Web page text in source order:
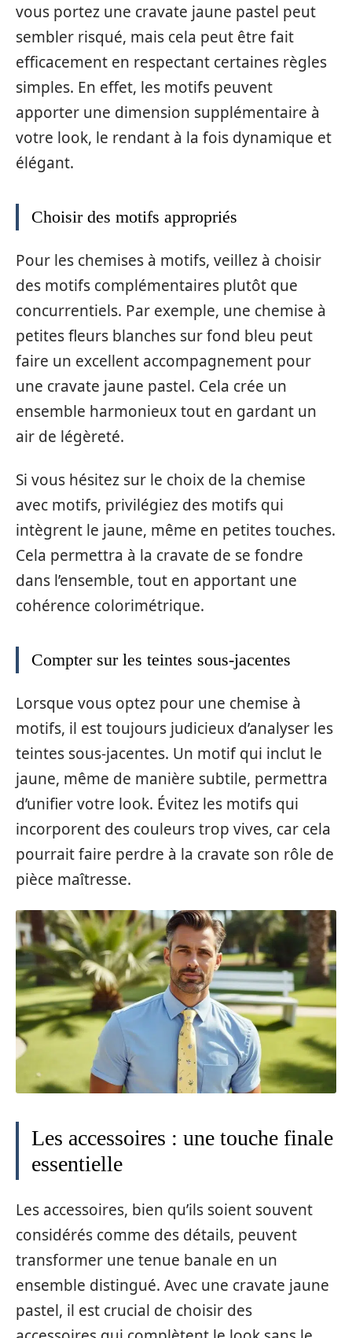
vous portez une cravate jaune pastel peut
sembler risqué, mais cela peut être fait
efficacement en respectant certaines règles
simples. En effet, les motifs peuvent
apporter une dimension supplémentaire à
votre look, le rendant à la fois dynamique et
élégant.
Choisir des motifs appropriés
Pour les chemises à motifs, veillez à choisir
des motifs complémentaires plutôt que
concurrentiels. Par exemple, une chemise à
petites fleurs blanches sur fond bleu peut
faire un excellent accompagnement pour
une cravate jaune pastel. Cela crée un
ensemble harmonieux tout en gardant un
air de légèreté.
Si vous hésitez sur le choix de la chemise
avec motifs, privilégiez des motifs qui
intègrent le jaune, même en petites touches.
Cela permettra à la cravate de se fondre
dans l’ensemble, tout en apportant une
cohérence colorimétrique.
Compter sur les teintes sous-jacentes
Lorsque vous optez pour une chemise à
motifs, il est toujours judicieux d’analyser les
teintes sous-jacentes. Un motif qui inclut le
jaune, même de manière subtile, permettra
d’unifier votre look. Évitez les motifs qui
incorporent des couleurs trop vives, car cela
pourrait faire perdre à la cravate son rôle de
pièce maîtresse.
Les accessoires : une touche finale
essentielle
Les accessoires, bien qu’ils soient souvent
considérés comme des détails, peuvent
transformer une tenue banale en un
ensemble distingué. Avec une cravate jaune
pastel, il est crucial de choisir des